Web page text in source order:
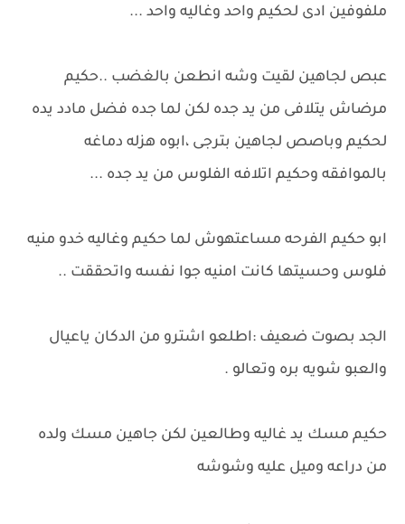
ملفوفين ادى لحكيم واحد وغاليه واحد ...
عبص لجاهين لقيت وشه انطعن بالغضب ..حكيم
مرضاش يتلافى من يد جده لكن لما جده فضل مادد يده
لحكيم وباصص لجاهين بترجى ،ابوه هزله دماغه
بالموافقه وحكيم اتلافه الفلوس من يد جده ...
ابو حكيم الفرحه مساعتهوش لما حكيم وغاليه خدو منيه
فلوس وحسيتها كانت امنيه جوا نفسه واتحققت ..
الجد بصوت ضعيف :اطلعو اشترو من الدكان ياعيال
والعبو شويه بره وتعالو .
حكيم مسك يد غاليه وطالعين لكن جاهين مسك ولده
من دراعه وميل عليه وشوشه